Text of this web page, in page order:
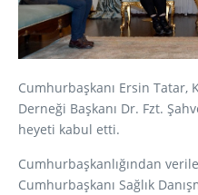
Cumhurbaşkanı Ersin Tatar,
Derneği Başkanı Dr. Fzt.
heyeti kabul etti.
Cumhurbaşkanlığından
Cumhurbaşkanı Sağlık